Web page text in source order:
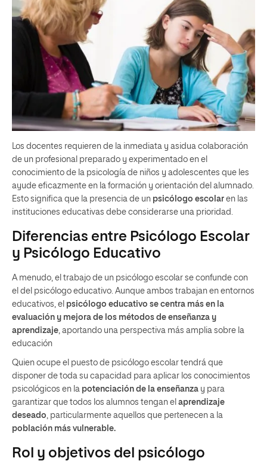
Los docentes requieren de la inmediata y asidua colaboración
de un profesional preparado y experimentado en el
conocimiento de la psicología de niños y adolescentes que les
ayude eficazmente en la formación y orientación del alumnado.
Esto significa que la presencia de un psicólogo escolar en las
instituciones educativas debe considerarse una prioridad.
Diferencias entre Psicólogo Escolar
y Psicólogo Educativo
A menudo, el trabajo de un psicólogo escolar se confunde con
el del psicólogo educativo. Aunque ambos trabajan en entornos
educativos, el psicólogo educativo se centra más en la
evaluación y mejora de los métodos de enseñanza y
aprendizaje , aportando una perspectiva más amplia sobre la
educación
Quien ocupe el puesto de psicólogo escolar tendrá que
disponer de toda su capacidad para aplicar los conocimientos
psicológicos en la potenciación de la enseñanza y para
garantizar que todos los alumnos tengan el aprendizaje
deseado , particularmente aquellos que pertenecen a la
población más vulnerable.
Rol y objetivos del psicólogo